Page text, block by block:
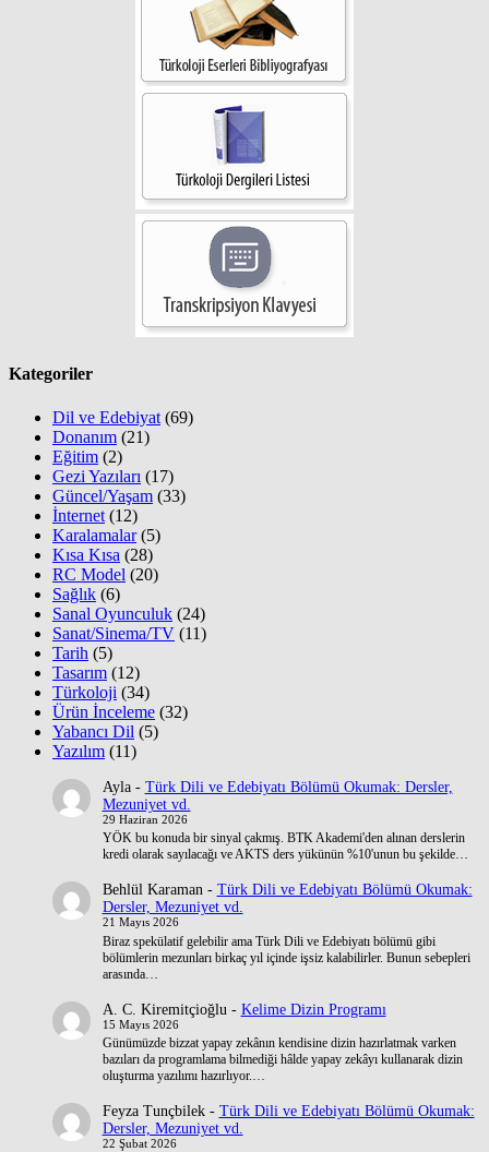
Kategoriler
Dil ve Edebiyat (69)
Donanım (21)
Eğitim (2)
Gezi Yazıları (17)
Güncel/Yaşam (33)
İnternet (12)
Karalamalar(5)
Kısa Kısa (28)
RC Model (20)
Sağlık (6)
Sanal Oyunculuk (24)
Sanat/Sinema/TV (11)
Tarih (5)
Tasarım (12)
Türkoloji (34)
Ürün İnceleme (32)
Yabancı Dil (5)
Yazılım (11)
Ayla- Türk Dili ve Edebiyatı Bölümü Okumak: Dersler,
Mezuniyet vd.
29 Haziran 2026
YÖK bu konuda bir sinyal çakmış. BTK Akademi'den alınan derslerin
kredi olarak sayılacağı ve AKTS ders yükünün %10'unun bu şekilde…
Behlül Karaman- Türk Dili ve Edebiyatı Bölümü Okumak:
Dersler, Mezuniyet vd.
21 Mayıs 2026
Biraz spekülatif gelebilir ama Türk Dili ve Edebiyatı bölümü gibi
bölümlerin mezunları birkaç yıl içinde işsiz kalabilirler. Bunun sebepleri
arasında…
A. C. Kiremitçioğlu - Kelime Dizin Programı
15 Mayıs 2026
Günümüzde bizzat yapay zekânın kendisine dizin hazırlatmak varken
bazıları da programlama bilmediği hâlde yapay zekâyı kullanarak dizin
oluşturma yazılımı hazırlıyor.…
Feyza Tunçbilek- Türk Dili ve Edebiyatı Bölümü Okumak:
Dersler, Mezuniyet vd.
22 Şubat 2026